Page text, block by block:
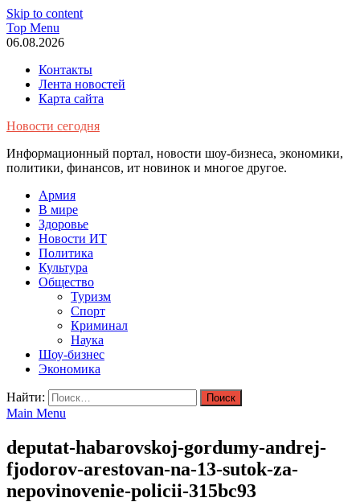
Skip to content
Top Menu
06.08.2026
Контакты
Лента новостей
Карта сайта
Новости сегодня
Информационный портал, новости шоу-бизнеса, экономики,
политики, финансов, ит новинок и многое другое.
Армия
В мире
Здоровье
Новости ИТ
Политика
Культура
Общество
Туризм
Спорт
Криминал
Наука
Шоу-бизнес
Экономика
Найти:
Main Menu
deputat-habarovskoj-gordumy-andrej-
fjodorov-arestovan-na-13-sutok-za-
nepovinovenie-policii-315bc93